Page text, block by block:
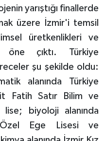
yarıştığı finallerde
üzere İzmir'i temsil
üretkenlikleri ve
öne çıktı. Türkiye
şu şekilde oldu:
alanında Türkiye
Fatih Satır Bilim ve
biyoloji alanında
Özel Ege Lisesi ve